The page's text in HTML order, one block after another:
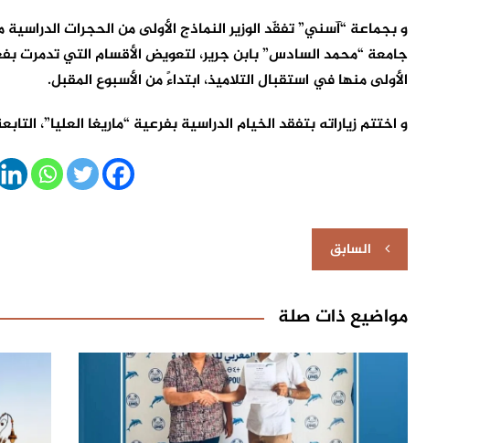
و بجماعة “آسني” تفقّد الوزير النماذج الأولى من الحجرات
جامعة “محمد السادس” بابن جرير، لتعويض الأقسام التي تدمرت
الأولى منها في استقبال التلاميذ، ابتداءً من الأسبوع المقبل.
و اختتم زياراته بتفقد الخيام الدراسية بفرعية “ماريغا العليا”،
تصفّح
المقالات
السابق
مواضيع ذات صلة